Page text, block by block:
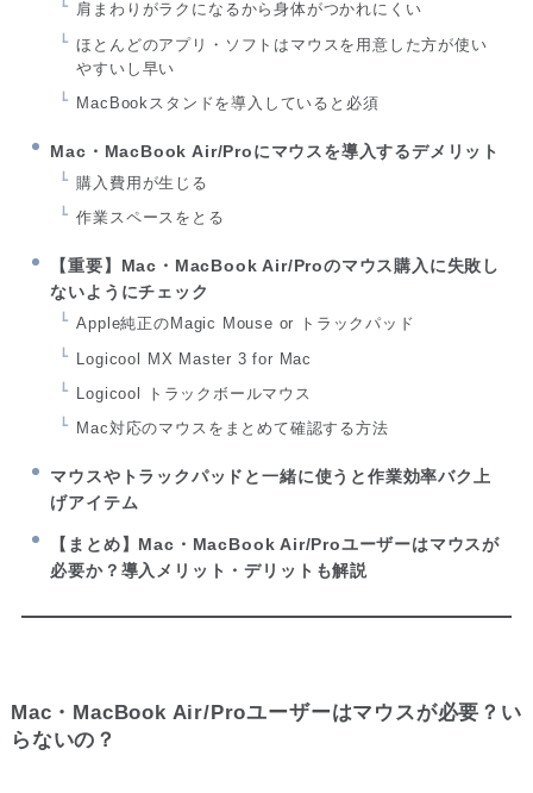
肩まわりがラクになるから身体がつかれにくい
ほとんどのアプリ・ソフトはマウスを用意した方が使い
やすいし早い
MacBookスタンドを導入していると必須
Mac・MacBook Air/Proにマウスを導入するデメリット
購入費用が生じる
作業スペースをとる
【重要】Mac・MacBook Air/Proのマウス購入に失敗し
ないようにチェック
Apple純正のMagic Mouse or トラックパッド
Logicool MX Master 3 for Mac
Logicool トラックボールマウス
Mac対応のマウスをまとめて確認する方法
マウスやトラックパッドと一緒に使うと作業効率バク上
げアイテム
【まとめ】Mac・MacBook Air/Proユーザーはマウスが
必要か？導入メリット・デリットも解説
Mac・MacBook Air/Proユーザーはマウスが必要？い
らないの？